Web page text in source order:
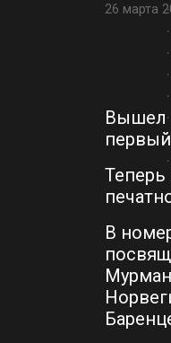
26 марта
Вышел
В